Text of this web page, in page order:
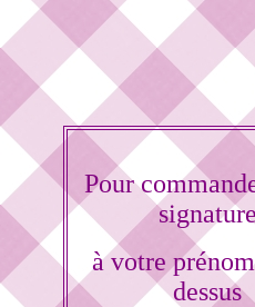
Pour
signature
à votre
dessus